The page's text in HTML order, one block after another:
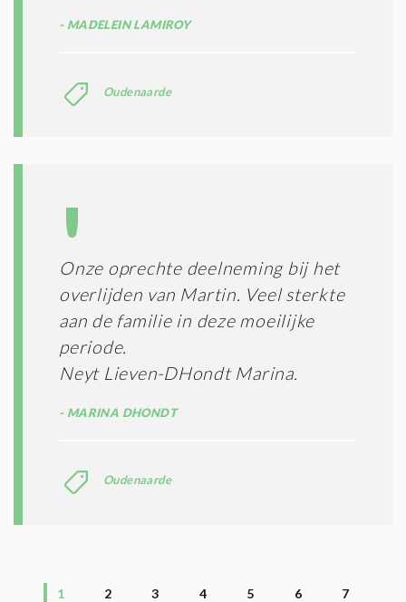
MADELEIN LAMIROY
Oudenaarde
Onze oprechte deelneming bij het
overlijden van Martin. Veel sterkte
aan de familie in deze moeilijke
periode.
Neyt Lieven-DHondt Marina.
MARINA DHONDT
Oudenaarde
1 2 3 4 5 6
7